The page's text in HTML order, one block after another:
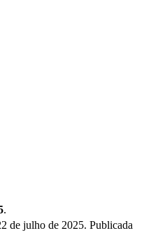
.
de julho de 2025. Publicada